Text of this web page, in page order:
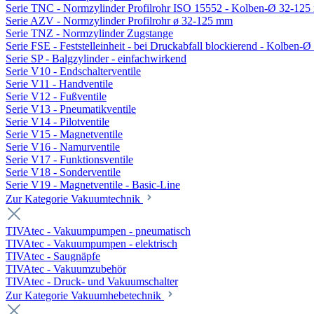
Serie TNC - Normzylinder Profilrohr ISO 15552 - Kolben-Ø 32-125
Serie AZV - Normzylinder Profilrohr ø 32-125 mm
Serie TNZ - Normzylinder Zugstange
Serie FSE - Feststelleinheit - bei Druckabfall blockierend - Kolben-Ø
Serie SP - Balgzylinder - einfachwirkend
Serie V10 - Endschalterventile
Serie V11 - Handventile
Serie V12 - Fußventile
Serie V13 - Pneumatikventile
Serie V14 - Pilotventile
Serie V15 - Magnetventile
Serie V16 - Namurventile
Serie V17 - Funktionsventile
Serie V18 - Sonderventile
Serie V19 - Magnetventile - Basic-Line
Zur Kategorie Vakuumtechnik
TIVAtec - Vakuumpumpen - pneumatisch
TIVAtec - Vakuumpumpen - elektrisch
TIVAtec - Saugnäpfe
TIVAtec - Vakuumzubehör
TIVAtec - Druck- und Vakuumschalter
Zur Kategorie Vakuumhebetechnik